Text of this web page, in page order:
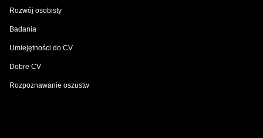
Rozwój osobisty
Badania
Umiejętności do CV
Dobre CV
Rozpoznawanie oszustw